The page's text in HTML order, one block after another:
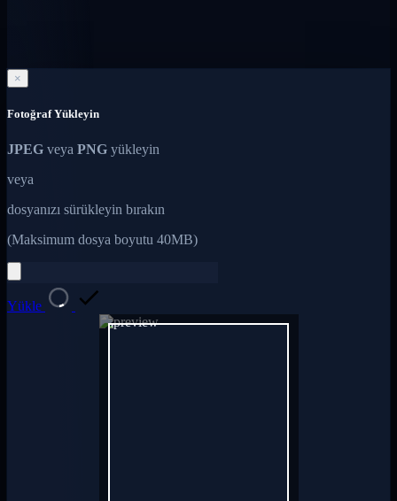
×
Fotoğraf Yükleyin
JPEG veya PNG yükleyin
veya
dosyanızı sürükleyin bırakın
(Maksimum dosya boyutu 40MB)
Yükle